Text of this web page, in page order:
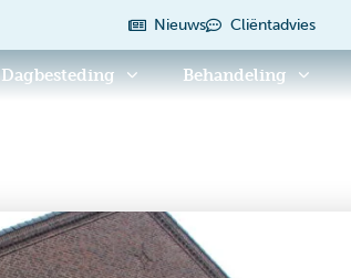
Nieuws Cliëntadvies
Dagbesteding Behandeling